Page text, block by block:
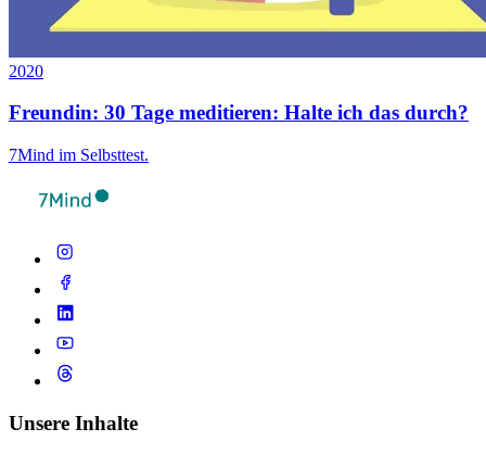
2020
Freundin: 30 Tage meditieren: Halte ich das durch?
7Mind im Selbsttest.
Unsere Inhalte